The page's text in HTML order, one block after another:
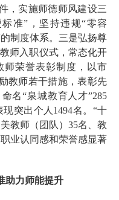
，实施师德师风建设三
准”，坚持违规“零容
制度体系。三是弘扬尊
师入职仪式，常态化开
师荣誉表彰制度，以市
教师若干措施，表彰先
名“泉城教育人才”285
突出个人1494名。“十
教师（团队）35名、教
业认同感和荣誉感显著
助力师能提升